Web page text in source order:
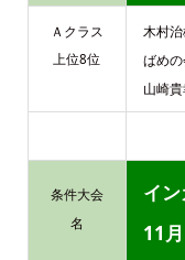
Ａクラス
上位8位
木村
ばめの
山崎
条件大会
名
イ
11月